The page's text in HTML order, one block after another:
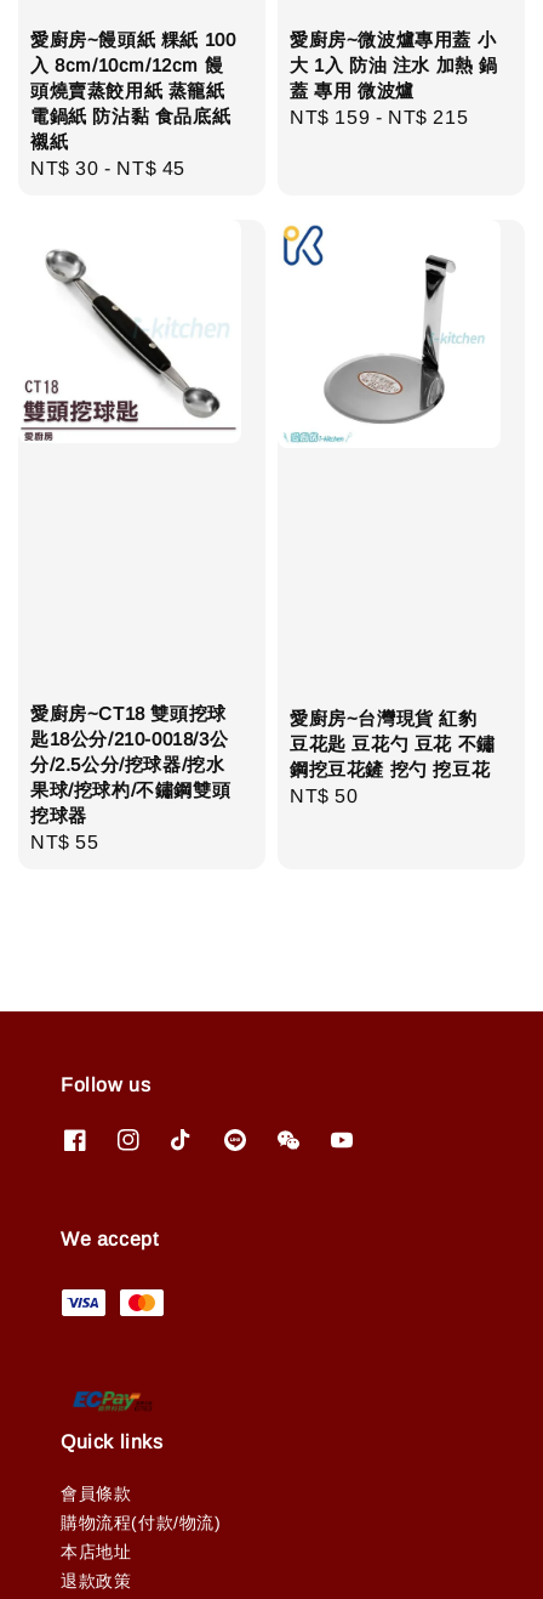
愛廚房~饅頭紙 粿紙 100
入 8cm/10cm/12cm 饅
頭燒賣蒸餃用紙 蒸籠紙
電鍋紙 防沾黏 食品底紙
襯紙
Regular
NT$ 30 - NT$ 45
愛廚房~微波爐專用蓋 小
大 1入 防油 注水 加熱 鍋
蓋 專用 微波爐
Regular
NT$ 159 - NT$ 215
愛廚房~CT18 雙頭挖球
匙18公分/210-0018/3公
分/2.5公分/挖球器/挖水
果球/挖球杓/不鏽鋼雙頭
挖球器
Regular
NT$ 55
愛廚房~台灣現貨 紅豹
豆花匙 豆花勺 豆花 不鏽
鋼挖豆花鏟 挖勺 挖豆花
Regular
NT$ 50
Follow us
We accept
Quick links
會員條款
購物流程(付款/物流)
本店地址
退款政策